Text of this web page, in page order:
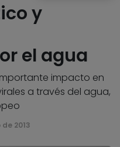
y
el agua
impacto en
a través del agua,
2013